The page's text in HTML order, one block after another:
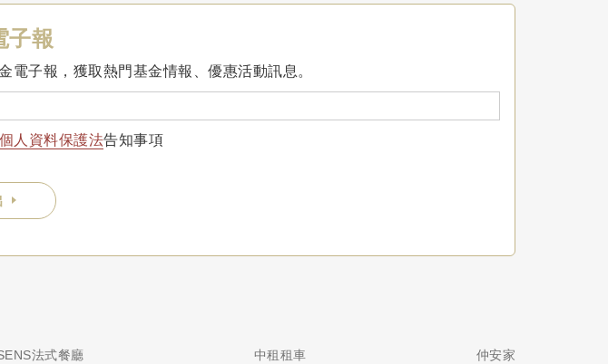
子報
子報，獲取熱門基金情報、優惠活動訊息。
個人資料保護法告知事項
法式餐廳 中租租車
仲安家